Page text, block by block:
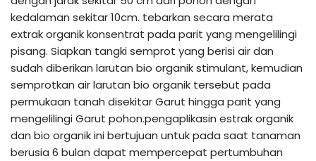
kedalaman sekitar 10cm. tebarkan secara merata
extrak organik konsentrat pada parit yang mengelilingi
pisang. Siapkan tangki semprot yang berisi air dan
sudah diberikan larutan bio organik stimulant, kemudian
semprotkan air larutan bio organik tersebut pada
permukaan tanah disekitar Garut hingga parit yang
mengelilingi Garut pohon.pengaplikasin estrak organik
dan bio organik ini bertujuan untuk pada saat tanaman
berusia 6 bulan dapat mempercepat pertumbuhan